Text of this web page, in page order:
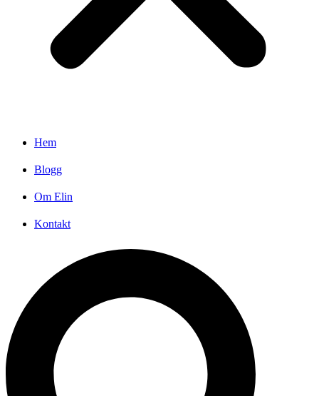
Hem
Blogg
Om Elin
Kontakt